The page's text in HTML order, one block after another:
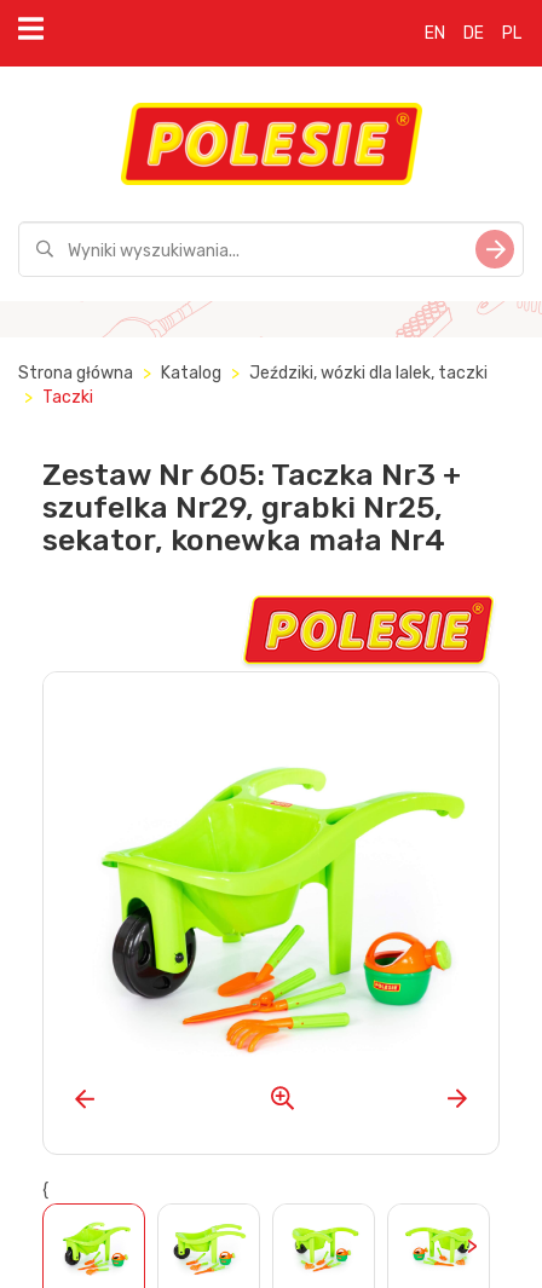
EN DE PL
Strona główna Katalog
Jeździki, wózki dla lalek, taczki
Taczki
Zestaw Nr 605: Taczka Nr3 +
szufelka Nr29, grabki Nr25,
sekator, konewka mała Nr4
{
>